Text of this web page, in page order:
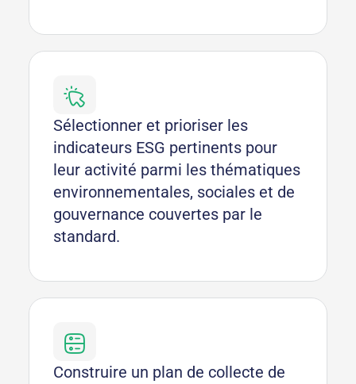
Sélectionner et prioriser les
indicateurs ESG pertinents pour
leur activité parmi les thématiques
environnementales, sociales et de
gouvernance couvertes par le
standard.
Construire un plan de collecte de